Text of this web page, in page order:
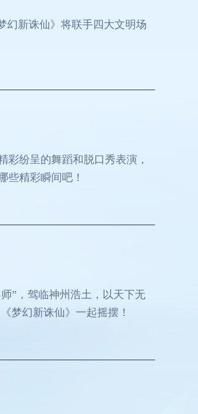
幻新诛仙》将联手四大文明场
纷呈的舞蹈和脱口秀表演，
些精彩瞬间吧！
”，驾临神州浩土，以天下无
梦幻新诛仙》一起摇摆！